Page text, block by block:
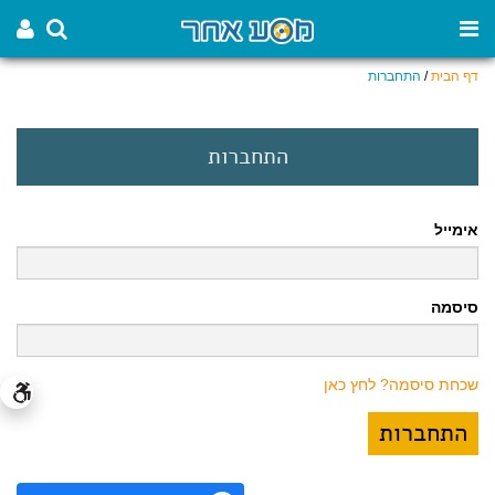
דף הבית/ התחברות
התחברות
אימייל
סיסמה
שכחת סיסמה? לחץ כאן